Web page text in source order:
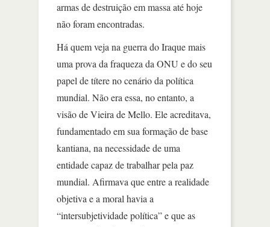
armas de destruição em massa até hoje
não foram encontradas.
Há quem veja na guerra do Iraque mais
uma prova da fraqueza da ONU e do seu
papel de títere no cenário da política
mundial. Não era essa, no entanto, a
visão de Vieira de Mello. Ele acreditava,
fundamentado em sua formação de base
kantiana, na necessidade de uma
entidade capaz de trabalhar pela paz
mundial. Afirmava que entre a realidade
objetiva e a moral havia a
“intersubjetividade política” e que as